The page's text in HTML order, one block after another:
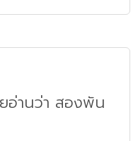
อ่านว่า สองพัน